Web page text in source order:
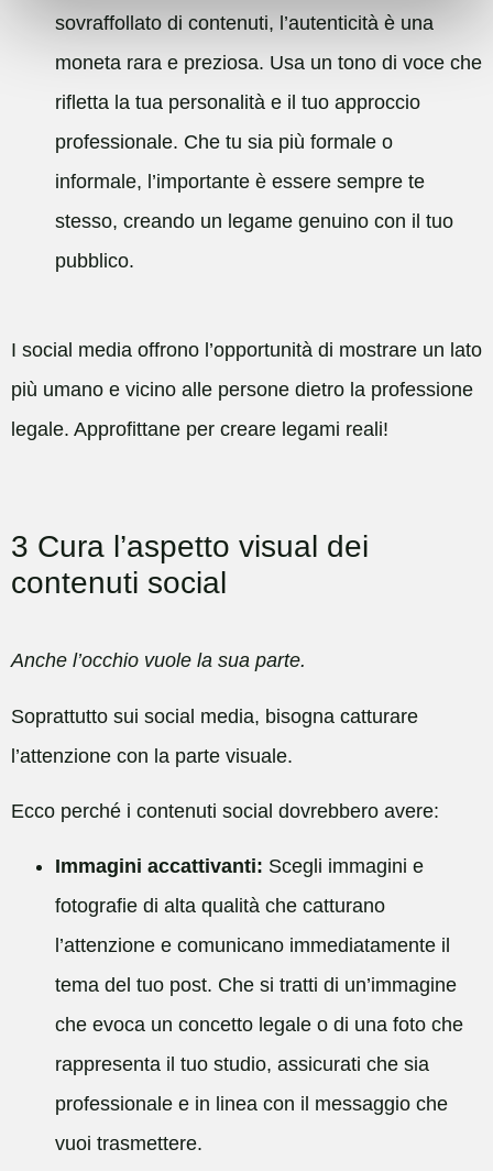
sovraffollato di contenuti, l’autenticità è una
moneta rara e preziosa. Usa un tono di voce che
rifletta la tua personalità e il tuo approccio
professionale. Che tu sia più formale o
informale, l’importante è essere sempre te
stesso, creando un legame genuino con il tuo
pubblico.
I social media offrono l’opportunità di mostrare un lato
più umano e vicino alle persone dietro la professione
legale. Approfittane per creare legami reali!
3 Cura l’aspetto visual dei
contenuti social
Anche l’occhio vuole la sua parte.
Soprattutto sui social media, bisogna catturare
l’attenzione con la parte visuale.
Ecco perché i contenuti social dovrebbero avere:
Immagini accattivanti: Scegli immagini e
fotografie di alta qualità che catturano
l’attenzione e comunicano immediatamente il
tema del tuo post. Che si tratti di un’immagine
che evoca un concetto legale o di una foto che
rappresenta il tuo studio, assicurati che sia
professionale e in linea con il messaggio che
vuoi trasmettere.